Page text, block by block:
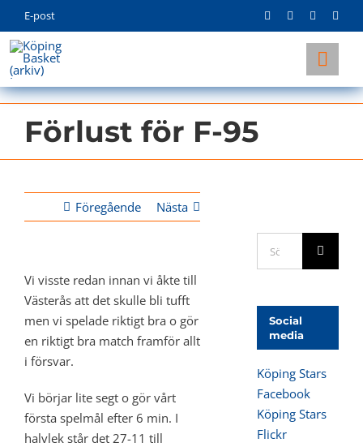
to
content
E-post
KLUBBEN
LAG
Förlust för F-95
Föregående Nästa
Vi visste redan innan vi åkte till
Västerås att det skulle bli tufft
men vi spelade riktigt bra o gör
en riktigt bra match framför allt
i försvar.
Vi börjar lite segt o gör vårt
första spelmål efter 6 min. I
halvlek står det 27-11 till
Social
media
Köping Stars
Facebook
Köping Stars
Flickr